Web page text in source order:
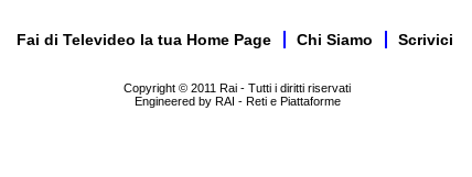
Fai di Televideo la tua Home Page Chi Siamo Scrivici
Copyright © 2011 Rai - Tutti i diritti riservati
Engineered by RAI - Reti e Piattaforme